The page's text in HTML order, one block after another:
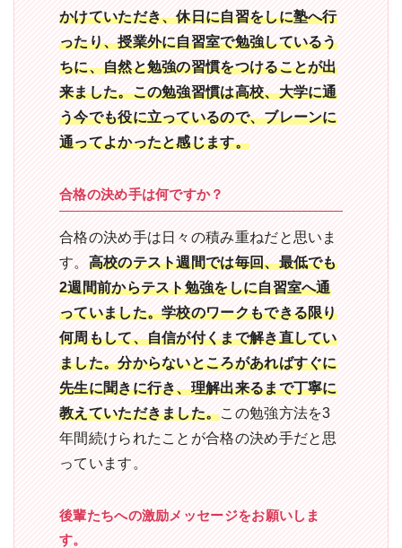
かけていただき、休日に自習をしに塾へ行
ったり、授業外に自習室で勉強しているう
ちに、自然と勉強の習慣をつけることが出
来ました。この勉強習慣は高校、大学に通
う今でも役に立っているので、ブレーンに
通ってよかったと感じます。
合格の決め手は何ですか？
合格の決め手は日々の積み重ねだと思いま
す。 高校のテスト週間では毎回、最低でも
2週間前からテスト勉強をしに自習室へ通
っていました。学校のワークもできる限り
何周もして、自信が付くまで解き直してい
ました。分からないところがあればすぐに
先生に聞きに行き、理解出来るまで丁寧に
教えていただきました。この勉強方法を3
年間続けられたことが合格の決め手だと思
っています。
後輩たちへの激励メッセージをお願いしま
す。